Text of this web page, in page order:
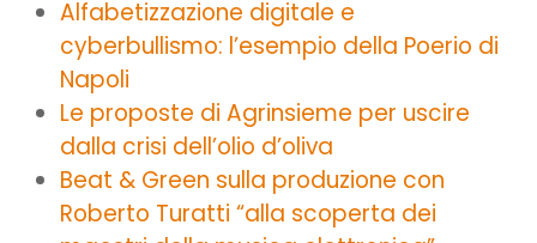
Alfabetizzazione digitale e
cyberbullismo: l’esempio della Poerio di
Napoli
Le proposte di Agrinsieme per uscire
dalla crisi dell’olio d’oliva
Beat & Green sulla produzione con
Roberto Turatti “alla scoperta dei